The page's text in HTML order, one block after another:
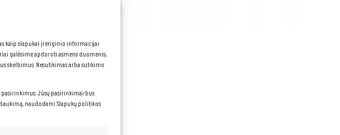
kaip slapukai įrenginio informacijai
galėsime apdoroti asmens duomenis,
skelbimus. Nesutikimas arba sutikimo
Jūsų pasirinkimai bus
naudodami Slapukų politikos